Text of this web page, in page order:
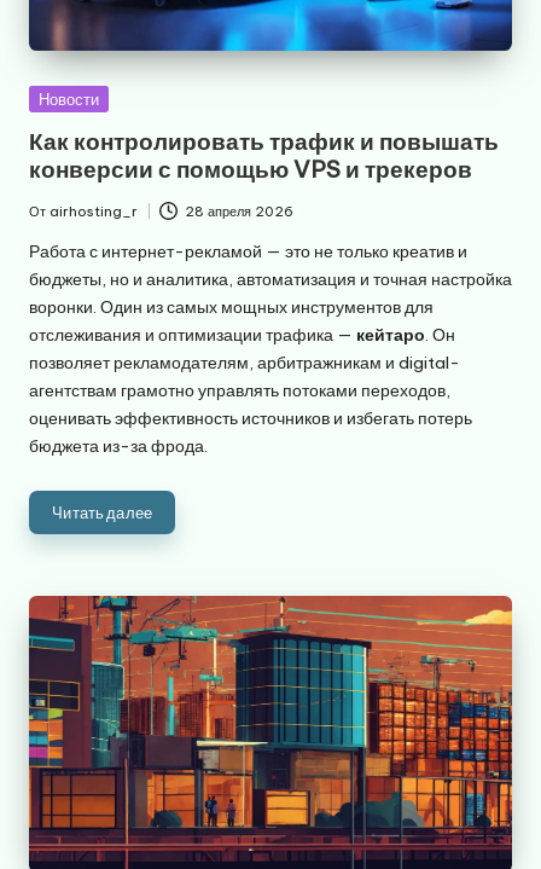
Опубликовано
Новости
Как контролировать трафик и повышать
конверсии с помощью VPS и трекеров
Запись
от
От airhosting_r 28 апреля 2026
Работа с интернет-рекламой — это не только креатив и
бюджеты, но и аналитика, автоматизация и точная настройка
воронки. Один из самых мощных инструментов для
отслеживания и оптимизации трафика — кейтаро. Он
позволяет рекламодателям, арбитражникам и digital-
агентствам грамотно управлять потоками переходов,
оценивать эффективность источников и избегать потерь
бюджета из-за фрода.
Читать далее